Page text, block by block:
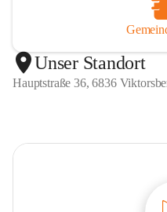
Unser Standort
Hauptstraße 36, 6836